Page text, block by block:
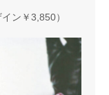
ン￥3,850）